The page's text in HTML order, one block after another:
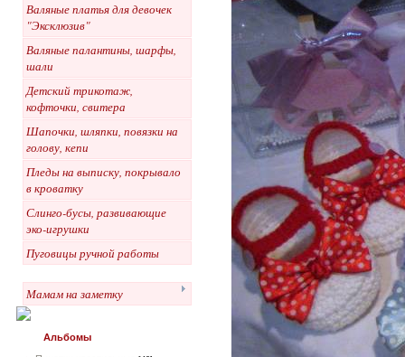
Валяные платья для девочек
"Эксклюзив"
Валяные палантины, шарфы,
шали
Детский трикотаж,
кофточки, свитера
Шапочки, шляпки, повязки на
голову, кепи
Пледы на выписку, покрывало
в кроватку
Слинго-бусы, развивающие
эко-игрушки
Пуговицы ручной работы
Мамам на заметку
Альбомы